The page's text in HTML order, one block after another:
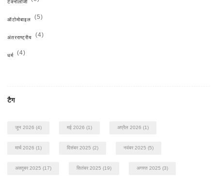
टेक्नोलॉजी
ऑटोमोबाइल (5)
अंतरराष्ट्रीय (4)
धर्म (4)
टैग
जून 2026 (4) मई 2026 (1) अप्रैल 2026 (1)
मार्च 2026 (1) दिसंबर 2025 (2) नवंबर 2025 (5)
अक्तूबर 2025 (17) सितंबर 2025 (19) अगस्त 2025 (3)